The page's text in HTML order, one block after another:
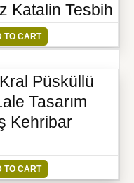
Katalin Tesbih
TO CART
Püsküllü
Tasarım
Kehribar
TO CART